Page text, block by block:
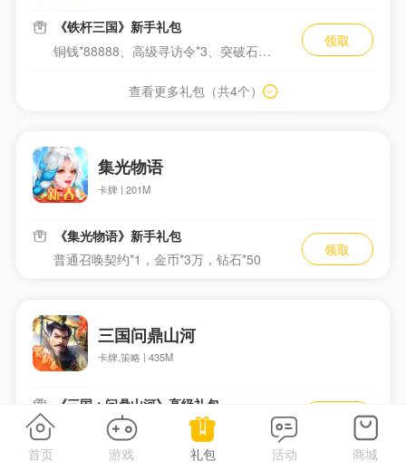
《铁杆三国》新手礼包
铜钱*88888、高级寻访令*3、突破石*200
领取
查看更多礼包（共4个）
集光物语
卡牌 | 201M
《集光物语》新手礼包
普通召唤契约*1，金币*3万，钻石*50
领取
三国问鼎山河
卡牌,策略 | 435M
《三国：问鼎山河》高级礼包
招募令*2，米酒*10，铜钱*100000
首页 游戏 礼包 活动 商城